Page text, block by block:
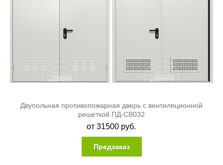
Двупольная противопожарная дверь с вентиляционной
решеткой ПД-СВ032
от31500 руб.
Предзаказ